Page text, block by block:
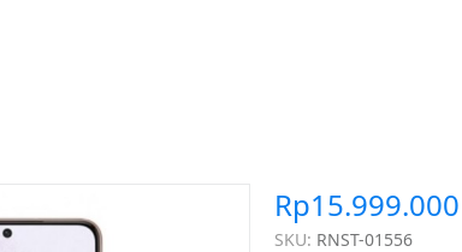
Rp15.999.000
SKU: RNST-01556